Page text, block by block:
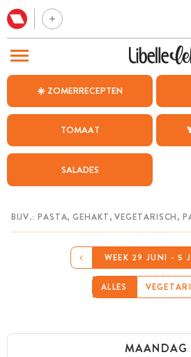
☀️ ZOMERRECEPTEN
TOMAAT
SALADES
WEEK 29 JUNI - 5
ALLES
MAANDAG
BEZOEK ONZE ANDERE WEBSITES
WEEKMENU
CHAT MET MAIA
MIJN BEWAARDE RECEPTEN